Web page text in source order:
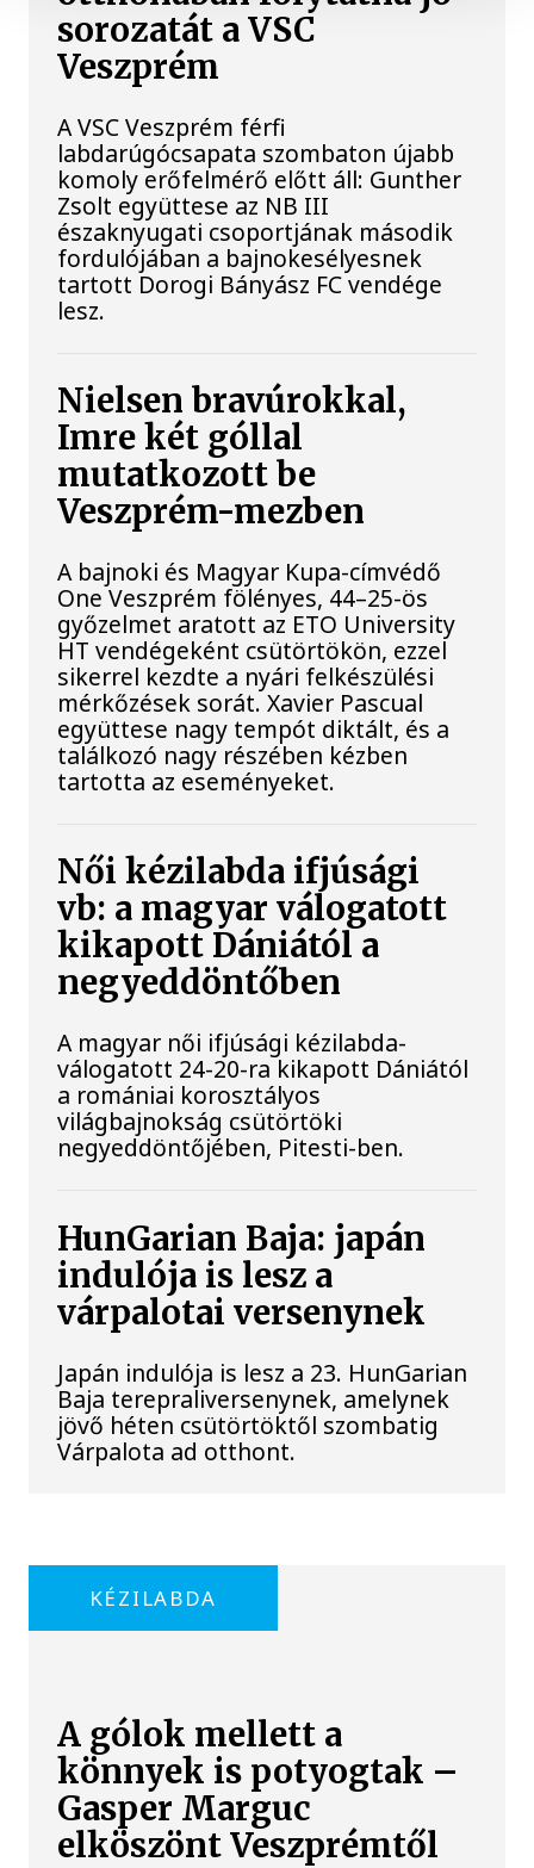
sorozatát a VSC
Veszprém
A VSC Veszprém férfi
labdarúgócsapata szombaton újabb
komoly erőfelmérő előtt áll: Gunther
Zsolt együttese az NB III
északnyugati csoportjának második
fordulójában a bajnokesélyesnek
tartott Dorogi Bányász FC vendége
lesz.
Nielsen bravúrokkal,
Imre két góllal
mutatkozott be
Veszprém-mezben
A bajnoki és Magyar Kupa-címvédő
One Veszprém fölényes, 44–25-ös
győzelmet aratott az ETO University
HT vendégeként csütörtökön, ezzel
sikerrel kezdte a nyári felkészülési
mérkőzések sorát. Xavier Pascual
együttese nagy tempót diktált, és a
találkozó nagy részében kézben
tartotta az eseményeket.
Női kézilabda ifjúsági
vb: a magyar válogatott
kikapott Dániától a
negyeddöntőben
A magyar női ifjúsági kézilabda-
válogatott 24-20-ra kikapott Dániától
a romániai korosztályos
világbajnokság csütörtöki
negyeddöntőjében, Pitesti-ben.
HunGarian Baja: japán
indulója is lesz a
várpalotai versenynek
Japán indulója is lesz a 23. HunGarian
Baja terepraliversenynek, amelynek
jövő héten csütörtöktől szombatig
Várpalota ad otthont.
KÉZILABDA
A gólok mellett a
könnyek is potyogtak –
Gasper Marguc
elköszönt Veszprémtől